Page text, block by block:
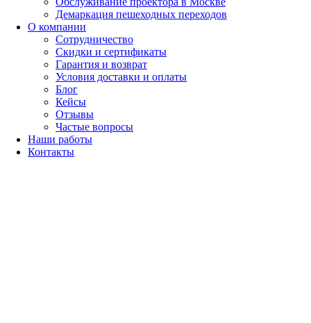
Демаркация пешеходных переходов
О компании
Сотрудничество
Скидки и сертификаты
Гарантия и возврат
Условия доставки и оплаты
Блог
Кейсы
Отзывы
Частые вопросы
Наши работы
Контакты